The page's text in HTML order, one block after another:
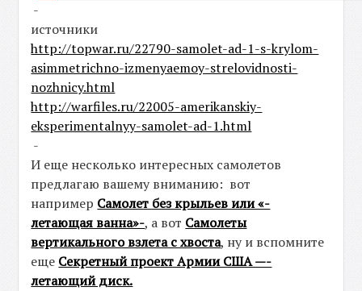
-
источники
http://topwar.ru/22790-samolet-ad-1-s-krylom-
asimmetrichno-izmenyaemoy-strelovidnosti-
nozhnicy.html
http://warfiles.ru/22005-amerikanskiy-
eksperimentalnyy-samolet-ad-1.html
-
И еще несколько интересных самолетов
предлагаю вашему вниманию: вот
например Самолет без крыльев или «-
летающая ванна»-, а вот Самолеты
вертикального взлета с хвоста, ну и вспомните
еще Секретный проект Армии США —-
летающий диск.